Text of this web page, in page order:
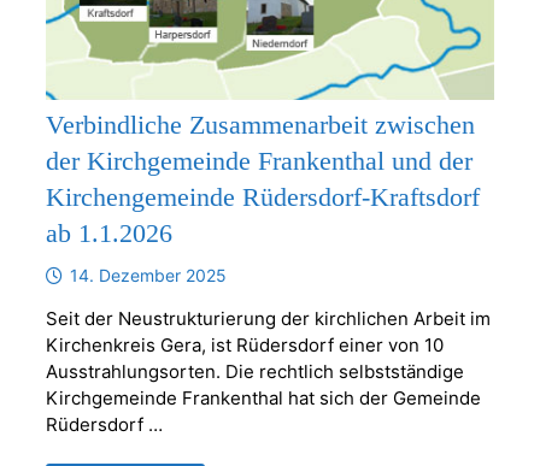
Verbindliche Zusammenarbeit zwischen
der Kirchgemeinde Frankenthal und der
Kirchengemeinde Rüdersdorf-Kraftsdorf
ab 1.1.2026
14. Dezember 2025
Seit der Neustrukturierung der kirchlichen Arbeit im
Kirchenkreis Gera, ist Rüdersdorf einer von 10
Ausstrahlungsorten. Die rechtlich selbstständige
Kirchgemeinde Frankenthal hat sich der Gemeinde
Rüdersdorf …